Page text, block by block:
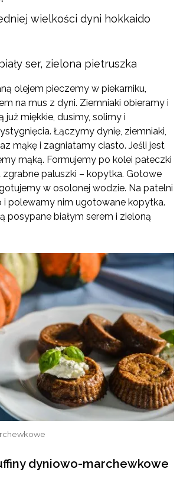
wielkości dyni hokkaido
ser, zielona pietruszka
olejem pieczemy w piekarniku,
na mus z dyni. Ziemniaki obieramy i
już miękkie, dusimy, solimy i
Łączymy dynię, ziemniaki,
mąkę i zagniatamy ciasto. Jeśli jest
mąką. Formujemy po kolei pałeczki
zgrabne paluszki – kopytka. Gotowe
w osolonej wodzie. Na patelni
i polewamy nim ugotowane kopytka.
posypane białym serem i zieloną
dyniowo-marchewkowe